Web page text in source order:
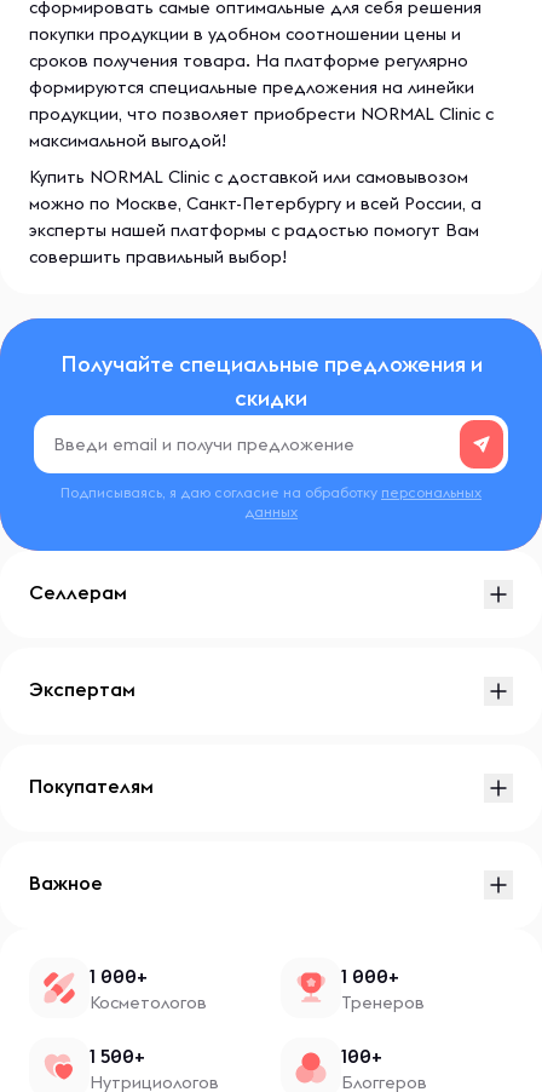
сформировать самые оптимальные для себя решения
покупки продукции в удобном соотношении цены и
сроков получения товара. На платформе регулярно
формируются специальные предложения на линейки
продукции, что позволяет приобрести NORMAL Clinic с
максимальной выгодой!
Купить NORMAL Clinic с доставкой или самовывозом
можно по Москве, Санкт-Петербургу и всей России, а
эксперты нашей платформы с радостью помогут Вам
совершить правильный выбор!
Получайте специальные предложения и
скидки
Подписываясь, я даю согласие на обработку персональных
данных
Селлерам
Экспертам
Покупателям
Важное
1 000+
Косметологов
1 000+
Тренеров
1 500+
Нутрициологов
100+
Блоггеров